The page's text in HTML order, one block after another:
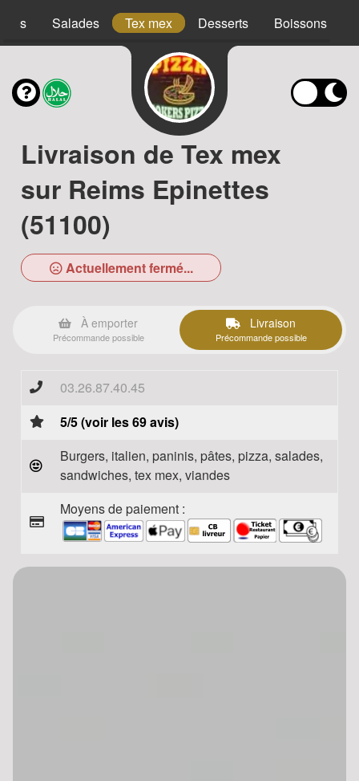
Salades Tex mex Desserts Boissons
Livraison de Tex mex
sur Reims Epinettes
(51100)
Actuellement fermé...
À emporter
Précommande possible
Livraison
Précommande possible
03.26.87.40.45
5/5 (voir les 69 avis)
Burgers, italien, paninis, pâtes, pizza, salades,
sandwiches, tex mex, viandes
Moyens de paiement :